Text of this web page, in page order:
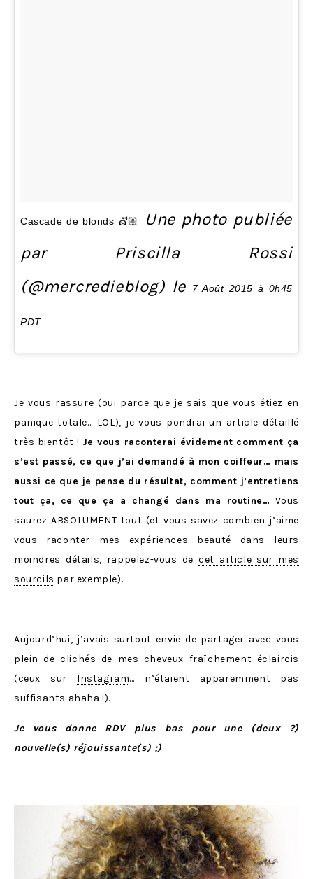
Cascade de blonds 💇🏼
Une photo publiée
par Priscilla Rossi
(@mercredieblog) le
7 Août 2015 à 0h45
PDT
Je vous rassure (oui parce que je sais que vous étiez en
panique totale… LOL), je vous pondrai un article détaillé
très bientôt ! Je vous raconterai évidement comment ça
s’est passé, ce que j’ai demandé à mon coiffeur… mais
aussi ce que je pense du résultat, comment j’entretiens
tout ça, ce que ça a changé dans ma routine… Vous
saurez ABSOLUMENT tout (et vous savez combien j’aime
vous raconter mes expériences beauté dans leurs
moindres détails, rappelez-vous decet article sur mes
sourcils par exemple).
Aujourd’hui, j’avais surtout envie de partager avec vous
plein de clichés de mes cheveux fraîchement éclaircis
(ceux sur Instagram… n’étaient apparemment pas
suffisants ahaha !).
Je vous donne RDV plus bas pour une (deux ?)
nouvelle(s) réjouissante(s) ;)